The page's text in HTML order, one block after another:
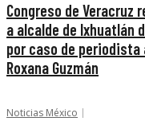
Congreso de Veracruz
a alcalde de Ixhuatlán
por caso de periodista
Roxana Guzmán
Noticias México